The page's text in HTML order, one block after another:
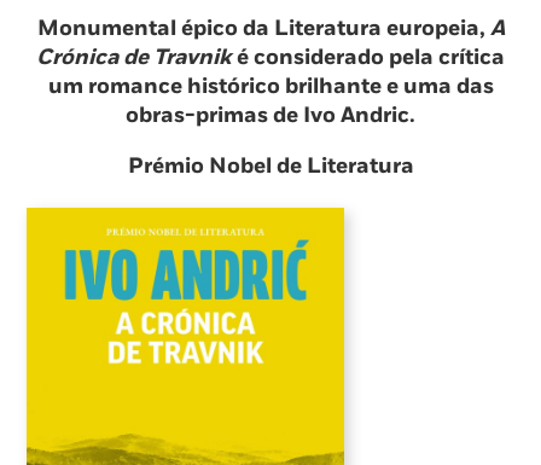
Monumental épico da Literatura europeia, A
Crónica de Travniké considerado pela crítica
um romance histórico brilhante e uma das
obras-primas de Ivo Andric.
Prémio Nobel de Literatura